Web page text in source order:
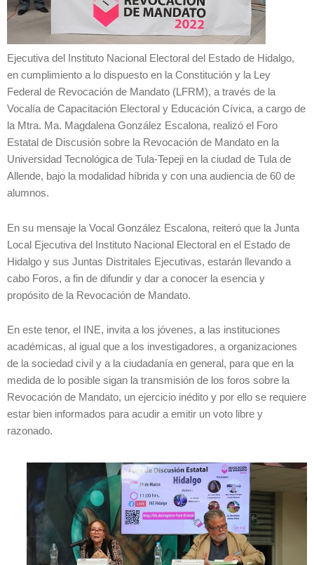
Ejecutiva del Instituto Nacional Electoral del Estado de Hidalgo,
en cumplimiento a lo dispuesto en la Constitución y la Ley
Federal de Revocación de Mandato (LFRM), a través de la
Vocalía de Capacitación Electoral y Educación Cívica, a cargo de
la Mtra. Ma. Magdalena González Escalona, realizó el Foro
Estatal de Discusión sobre la Revocación de Mandato en la
Universidad Tecnológica de Tula-Tepeji en la ciudad de Tula de
Allende, bajo la modalidad híbrida y con una audiencia de 60 de
alumnos.
En su mensaje la Vocal González Escalona, reiteró que la Junta
Local Ejecutiva del Instituto Nacional Electoral en el Estado de
Hidalgo y sus Juntas Distritales Ejecutivas, estarán llevando a
cabo Foros, a fin de difundir y dar a conocer la esencia y
propósito de la Revocación de Mandato.
En este tenor, el INE, invita a los jóvenes, a las instituciones
académicas, al igual que a los investigadores, a organizaciones
de la sociedad civil y a la ciudadanía en general, para que en la
medida de lo posible sigan la transmisión de los foros sobre la
Revocación de Mandato, un ejercicio inédito y por ello se requiere
estar bien informados para acudir a emitir un voto libre y
razonado.